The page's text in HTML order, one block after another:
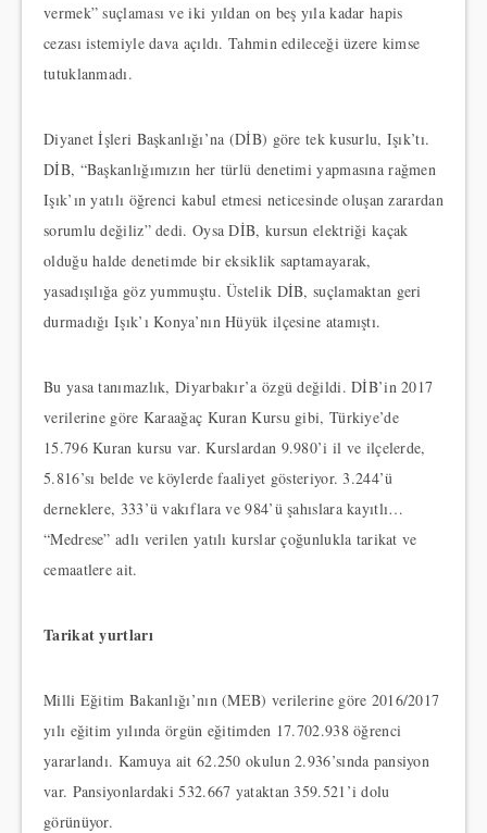
vermek” suçlaması ve iki yıldan on beş yıla kadar hapis
cezası istemiyle dava açıldı. Tahmin edileceği üzere kimse
tutuklanmadı.
Diyanet İşleri Başkanlığı’na (DİB) göre tek kusurlu, Işık’tı.
DİB, “Başkanlığımızın her türlü denetimi yapmasına rağmen
Işık’ın yatılı öğrenci kabul etmesi neticesinde oluşan zarardan
sorumlu değiliz” dedi. Oysa DİB, kursun elektriği kaçak
olduğu halde denetimde bir eksiklik saptamayarak,
yasadışılığa göz yummuştu. Üstelik DİB, suçlamaktan geri
durmadığı Işık’ı Konya’nın Hüyük ilçesine atamıştı.
Bu yasa tanımazlık, Diyarbakır’a özgü değildi. DİB’in 2017
verilerine göre Karaağaç Kuran Kursu gibi, Türkiye’de
15.796 Kuran kursu var. Kurslardan 9.980’i il ve ilçelerde,
5.816’sı belde ve köylerde faaliyet gösteriyor. 3.244’ü
derneklere, 333’ü vakıflara ve 984’ü şahıslara kayıtlı…
“Medrese” adlı verilen yatılı kurslar çoğunlukla tarikat ve
cemaatlere ait.
Tarikat yurtları
Milli Eğitim Bakanlığı’nın (MEB) verilerine göre 2016/2017
yılı eğitim yılında örgün eğitimden 17.702.938 öğrenci
yararlandı. Kamuya ait 62.250 okulun 2.936’sında pansiyon
var. Pansiyonlardaki 532.667 yataktan 359.521’i dolu
görünüyor.